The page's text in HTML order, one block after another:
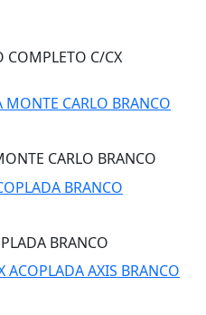
COMPLETO C/CX
CARLO BRANCO
BRANCO